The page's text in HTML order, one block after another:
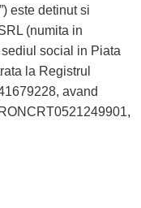
este detinut si
(numita in
social in Piata
la Registrul
avand